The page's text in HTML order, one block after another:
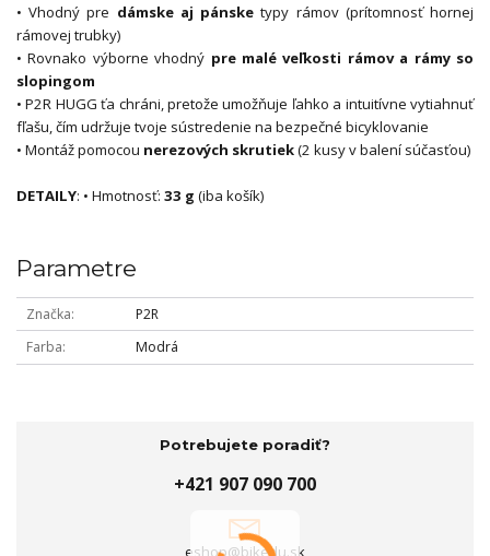
• Vhodný pre dámske aj pánske typy rámov (prítomnosť hornej
rámovej trubky)
• Rovnako výborne vhodný pre malé veľkosti rámov a rámy so
slopingom
• P2R HUGG ťa chráni, pretože umožňuje ľahko a intuitívne vytiahnuť
fľašu, čím udržuje tvoje sústredenie na bezpečné bicyklovanie
• Montáž pomocou nerezových skrutiek(2 kusy v balení súčasťou)
DETAILY: • Hmotnosť: 33 g (iba košík)
Parametre
Značka
P2R
Farba
Modrá
Potrebujete poradiť?
+421 907 090 700
eshop@bikedu.sk